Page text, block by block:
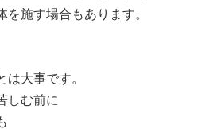
施す場合もあります。
大事です。
しむ前に